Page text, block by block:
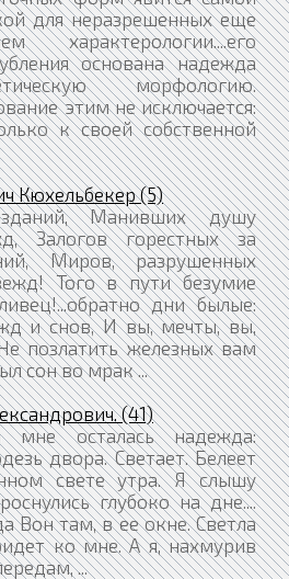
для неразрешенных еще
характерологии....его
основана надежда
морфологию.
этим не исключается:
к своей собственной
Кюхельбекер (5)
Манивших душу
Залогов горестных за
Миров, разрушенных
Того в пути безумие
дни былые:
и снов, И вы, мечты, вы,
позлатить железных вам
сон во мрак ...
(41)
осталась надежда:
двора. Светает. Белеет
свете утра. Я слышу
глубоко на дне....
Вон там, в ее окне. Светла
ко мне. А я, нахмурив
...